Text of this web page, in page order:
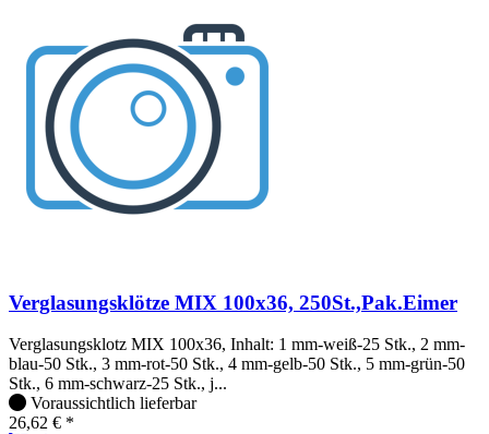
Verglasungsklötze MIX 100x36, 250St.,Pak.Eimer
Verglasungsklotz MIX 100x36, Inhalt: 1 mm-weiß-25 Stk., 2 mm-
blau-50 Stk., 3 mm-rot-50 Stk., 4 mm-gelb-50 Stk., 5 mm-grün-50
Stk., 6 mm-schwarz-25 Stk., j...
Voraussichtlich lieferbar
26,62 € *